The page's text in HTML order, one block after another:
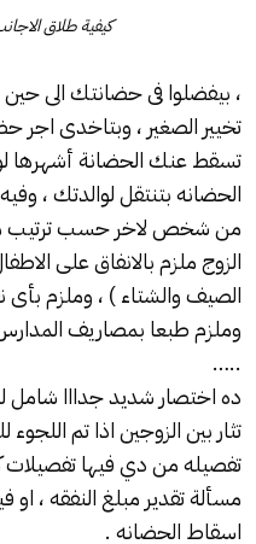
كيفية طلاق
تخيير الصغير ، وبتاخدى اجر
تسقط عنك الحضانة أشهرها
الحضانه بتنتقل لوالدتك ،
من شخص لاخر حسب ترتيب
الزوج ملزم بالانفاق على
الصيف والشتاء ) ، وملزم
وملزم طبعا بمصاريف
…..
ده اختصار شديد جدااا شامل
تثار بين الزوجين اذا تم
تفصيله من دي فيها
مسألة تقدير مبلغ النفقه ،
اسقاط الحضانه .